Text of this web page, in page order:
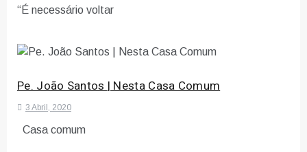
“É necessário voltar
Pe. João Santos | Nesta Casa Comum
3 Abril, 2020
Casa comum